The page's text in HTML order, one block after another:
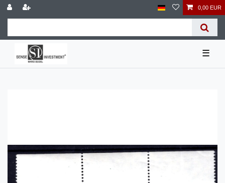
0,00 EUR
☰